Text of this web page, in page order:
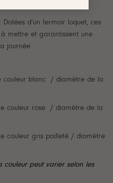
Dotées d’un fermoir loquet, ces
à mettre et garantissent une
journée
couleur blanc / diamètre de la
couleur rose / diamètre de la
couleur gris pailleté / diamètre
peut varier selon les